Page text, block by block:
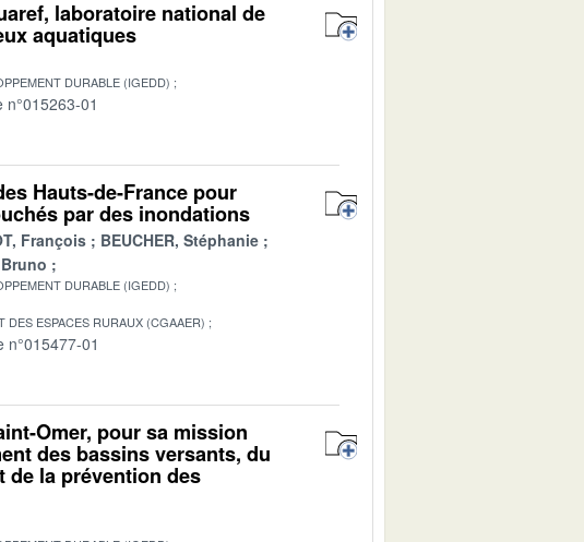
laboratoire national de
aquatiques
DURABLE (IGEDD)
n°015263-01
Hauts-de-France pour
par des inondations
François
BEUCHER, Stéphanie
DURABLE (IGEDD)
ESPACES RURAUX (CGAAER)
n°015477-01
Omer, pour sa mission
des bassins versants, du
de la prévention des